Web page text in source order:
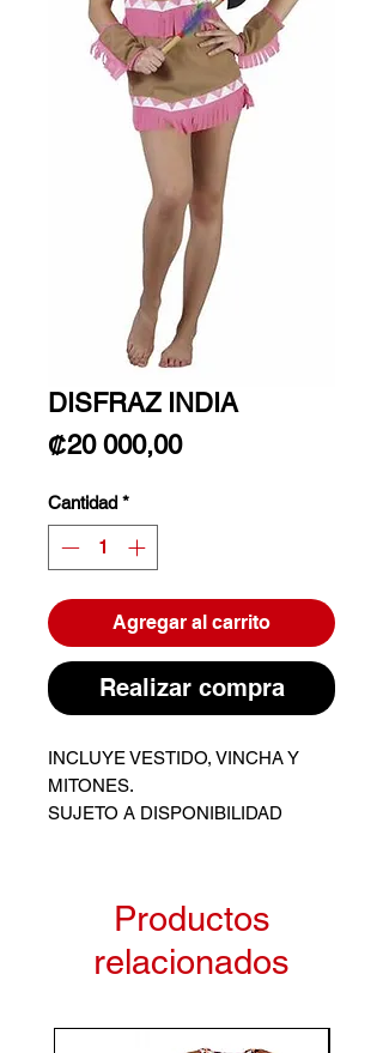
DISFRAZ INDIA
₡20 000,00Precio
Cantidad *
Agregar al carrito
Realizar compra
INCLUYE VESTIDO, VINCHA Y
MITONES.
SUJETO A DISPONIBILIDAD
Productos
relacionados